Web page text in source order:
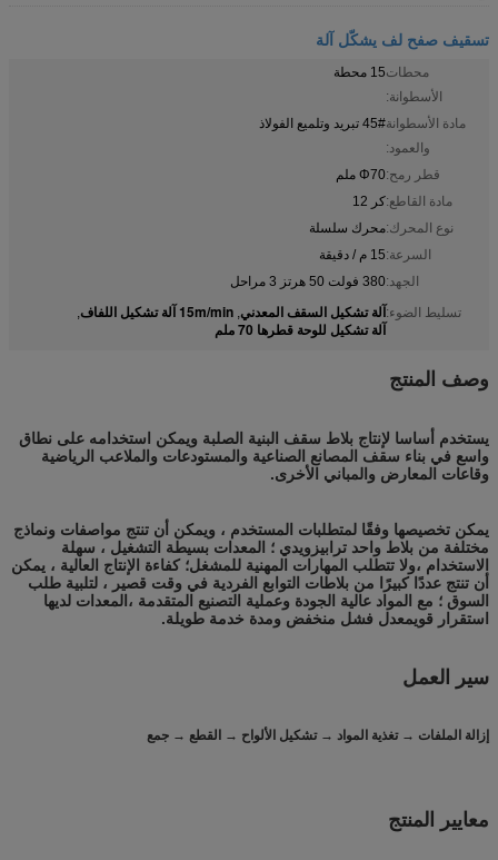
تسقيف صفح لف يشكّل آلة
محطات
الأسطوانة:
15 محطة
مادة الأسطوانة
والعمود:
45# تبريد وتلميع الفولاذ
قطر رمح:Φ70 ملم
مادة القاطع:كر 12
نوع المحرك:محرك سلسلة
السرعة:15 م / دقيقة
الجهد:380 فولت 50 هرتز 3 مراحل
تسليط الضوء:آلة تشكيل السقف المعدني, 15m/min آلة تشكيل اللفاف ,
آلة تشكيل للوحة قطرها 70 ملم
وصف المنتج
يستخدم أساسا لإنتاج بلاط سقف البنية الصلبة ويمكن استخدامه على نطاق
واسع في بناء سقف المصانع الصناعية والمستودعات والملاعب الرياضية
وقاعات المعارض والمباني الأخرى.
يمكن تخصيصها وفقًا لمتطلبات المستخدم ، ويمكن أن تنتج مواصفات ونماذج
مختلفة من بلاط واحد ترابيزويدي ؛ المعدات بسيطة التشغيل ، سهلة
الاستخدام ،ولا تتطلب المهارات المهنية للمشغل؛ كفاءة الإنتاج العالية ، يمكن
أن تنتج عددًا كبيرًا من بلاطات التوابع الفردية في وقت قصير ، لتلبية طلب
السوق ؛ مع المواد عالية الجودة وعملية التصنيع المتقدمة ،المعدات لديها
استقرار قويمعدل فشل منخفض ومدة خدمة طويلة.
سير العمل
إزالة الملفات → تغذية المواد → تشكيل الألواح → القطع → جمع
معايير المنتج